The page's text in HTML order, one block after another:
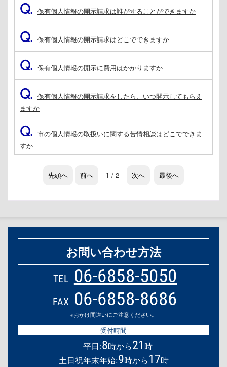
Q. 保有個人情報の開示請求は誰がすることができますか
Q. 保有個人情報の開示請求はどこでできますか
Q. 保有個人情報の開示に費用はかかりますか
Q. 保有個人情報の開示請求をしたら、いつ開示してもらえ
ますか
Q. 市の個人情報の取扱いに関する苦情相談はどこでできま
すか
先頭へ 前へ 1 / 2 次へ 最後へ
お問い合わせ方法
TEL 06-6858-5050
FAX 06-6858-8686
※おかけ間違いにご注意ください。
受付時間
平日:8時から21 時
土日祝年末年始:9時から17時